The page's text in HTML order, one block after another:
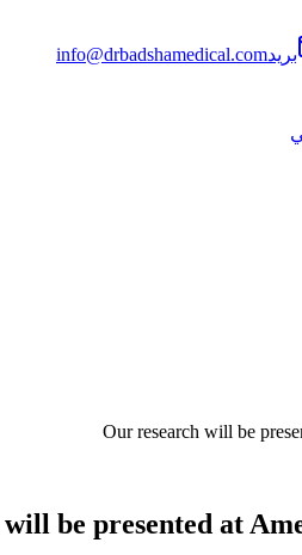
بريدinfo@drbadshamedical.com
Our research will be
be presented at